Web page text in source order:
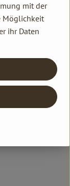
mit der
Möglichkeit
ihr Daten